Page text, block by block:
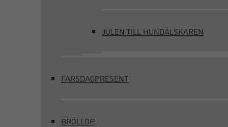
JULEN TILL HUNDÄLSKAREN
FARSDAGPRESENT
BRÖLLOP